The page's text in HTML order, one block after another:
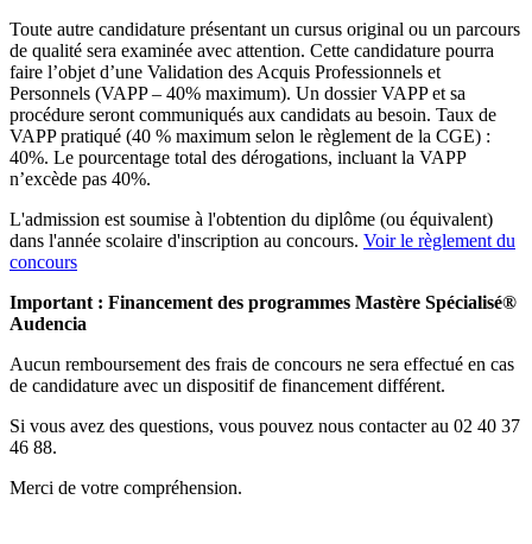
Toute autre candidature présentant un cursus original ou un parcours
de qualité sera examinée avec attention. Cette candidature pourra
faire l’objet d’une Validation des Acquis Professionnels et
Personnels (VAPP – 40% maximum). Un dossier VAPP et sa
procédure seront communiqués aux candidats au besoin. Taux de
VAPP pratiqué (40 % maximum selon le règlement de la CGE) :
40%. Le pourcentage total des dérogations, incluant la VAPP
n’excède pas 40%.
L'admission est soumise à l'obtention du diplôme (ou équivalent)
dans l'année scolaire d'inscription au concours. Voir le règlement du
concours
Important : Financement des programmes Mastère Spécialisé®
Audencia
Aucun remboursement des frais de concours ne sera effectué en cas
de candidature avec un dispositif de financement différent.
Si vous avez des questions, vous pouvez nous contacter au 02 40 37
46 88.
Merci de votre compréhension.